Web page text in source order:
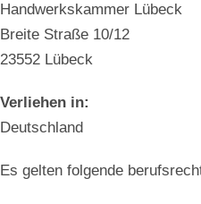
Handwerkskammer Lübeck
Breite Straße 10/12
23552 Lübeck
Verliehen in:
Deutschland
Es gelten folgende